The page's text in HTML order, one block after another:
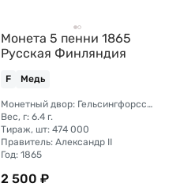
Монета 5 пенни 1865
Русская Финляндия
F Медь
Монетный двор: Гельсингфорсский монетный двор (Финляндия)
Вес, г: 6.4 г.
Тираж, шт: 474 000
Правитель: Александр II
Год: 1865
2 500 ₽